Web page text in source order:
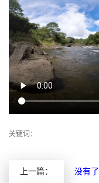
关键词：
上一篇： 没有了